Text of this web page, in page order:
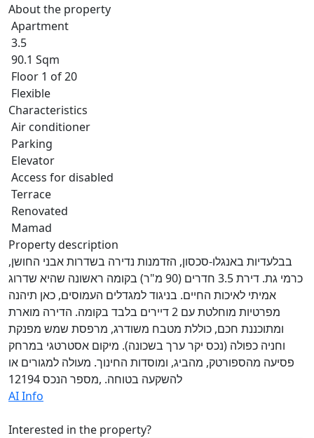
About the property
Apartment
3.5
90.1 Sqm
Floor 1 of 20
Flexible
Characteristics
Air conditioner
Parking
Elevator
Access for disabled
Terrace
Renovated
Mamad
Property description
בבלעדיות באנגלו-סכסון, הזדמנות נדירה בשדרות אבני החושן,
כרמי גת. דירת 3.5 חדרים (90 מ"ר) בקומה ראשונה שהיא שדרוג
אמיתי לאיכות החיים. בניגוד למגדלים העמוסים, כאן תיהנה
מפרטיות מוחלטת עם 2 דיירים בלבד בקומה. הדירה מוארת
ומתוכננת חכם, כוללת מטבח משודרג, מרפסת שמש מפנקת
וחניה כפולה (נכס יקר ערך בשכונה). מיקום אסטרטגי במרחק
פסיעה מהספורטק, מהביג, ומוסדות החינוך. מעולה למגורים או
להשקעה בטוחה. ,מספר הנכס 12194
AI Info
Interested in the property?